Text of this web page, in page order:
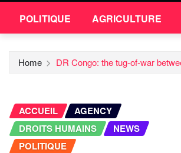
POLITIQUE AGRICULTURE
Home DR Congo: the tug-of-war
ACCUEIL
AGENCY
DROITS HUMAINS
NEWS
POLITIQUE